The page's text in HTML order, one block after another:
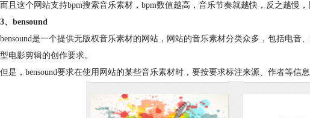
而且这个网站支持bpm搜索音乐素材，bpm数值越高，音乐节奏就越快，反之越慢
3、bensound
bensound是一个提供无版权音乐素材的网站，网站的音乐素材分类众多，包括电
型电影剪辑的创作要求。
但是，bensound要求在使用网站的某些音乐素材时，要按要求标注来源、作者等信息